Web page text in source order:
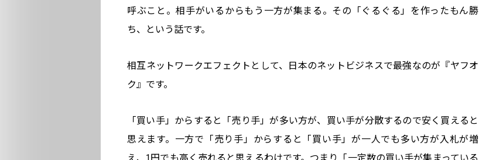
呼ぶこと。相手がいるからもう一方が集まる。その「ぐるぐる」を作ったもん勝
ち、という話です。
相互ネットワークエフェクトとして、日本のネットビジネスで最強なのが『ヤフオ
ク』です。
「買い手」からすると「売り手」が多い方が、買い手が分散するので安く買えると
思えます。一方で「売り手」からすると「買い手」が一人でも多い方が入札が増